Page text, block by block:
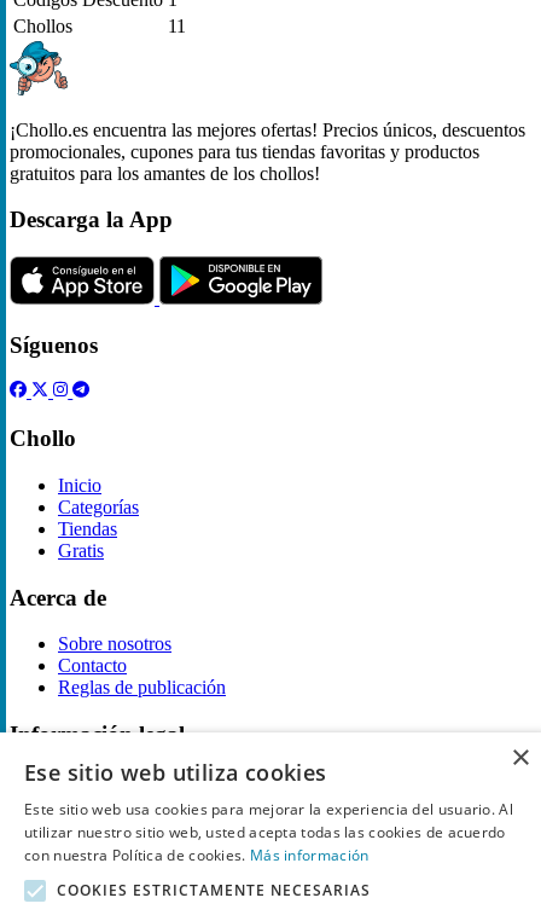
Chollos
11
¡Chollo.es encuentra las mejores ofertas! Precios únicos, descuentos
promocionales, cupones para tus tiendas favoritas y productos
gratuitos para los amantes de los chollos!
Descarga la App
Síguenos
Chollo
Inicio
Categorías
Tiendas
Gratis
Acerca de
Sobre nosotros
Contacto
Reglas de publicación
Información legal
Privacidad
Declaración de cookies
Términos y condiciones
Descargo de Responsabilidad
×
Ese sitio web utiliza cookies
Este sitio web usa cookies para mejorar la experiencia del usuario. Al
utilizar nuestro sitio web, usted acepta todas las cookies de acuerdo
con nuestra Política de cookies. Más información
COOKIES ESTRICTAMENTE NECESARIAS